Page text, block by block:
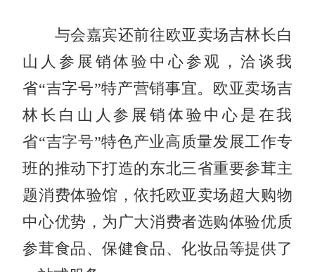
与会嘉宾还前往欧亚卖场吉林长白
山人参展销体验中心参观，洽谈我
省“吉字号”特产营销事宜。欧亚卖场吉
林长白山人参展销体验中心是在我
省“吉字号”特色产业高质量发展工作专
班的推动下打造的东北三省重要参茸主
题消费体验馆，依托欧亚卖场超大购物
中心优势，为广大消费者选购体验优质
参茸食品、保健食品、化妆品等提供了